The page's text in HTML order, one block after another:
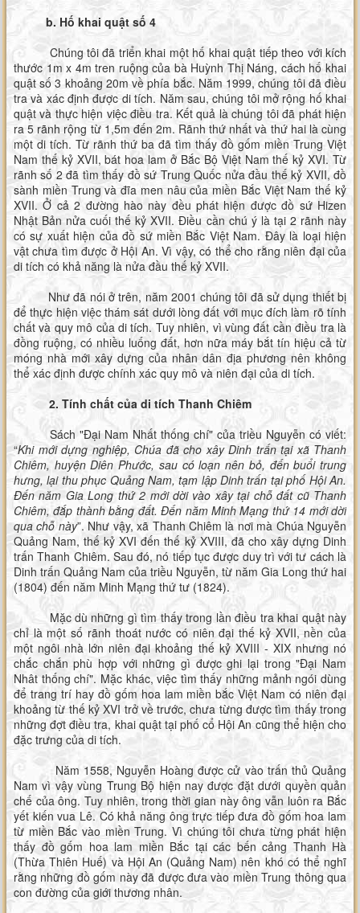
b. Hố khai quật số 4
Chúng tôi đã triển khai một hố khai quật tiếp theo với kích
thước 1m x 4m tren ruộng của bà Huỳnh Thị Náng, cách hố khai
quật số 3 khoảng 20m về phía bắc. Năm 1999, chúng tôi đã điều
tra và xác định được di tích. Năm sau, chúng tôi mở rộng hố khai
quật và thực hiện việc điều tra. Kết quả là chúng tôi đã phát hiện
ra 5 rãnh rộng từ 1,5m đến 2m. Rãnh thứ nhất và thứ hai là cùng
một di tích. Từ rãnh thứ ba đã tìm thấy đồ gốm miền Trung Việt
Nam thế kỷ XVII, bát hoa lam ở Bắc Bộ Việt Nam thế kỷ XVI. Từ
rãnh số 2 đã tìm thấy đồ sứ Trung Quốc nửa đầu thế kỷ XVII, đồ
sành miền Trung và đĩa men nâu của miền Bắc Việt Nam thế kỷ
XVII. Ở cả 2 đường hào này đều phát hiện được đồ sứ Hizen
Nhật Bản nửa cuối thế kỷ XVII. Điều cần chú ý là tại 2 rãnh này
có sự xuất hiện của đồ sứ miền Bắc Việt Nam. Đây là loại hiện
vật chưa tìm được ở Hội An. Vì vậy, có thể cho rằng niên đại của
di tích có khả năng là nửa đầu thế kỷ XVII.
Như đã nói ở trên, năm 2001 chúng tôi đã sử dụng thiết bị
để thực hiện việc thám sát dưới lòng đất với mục đích làm rõ tính
chất và quy mô của di tích. Tuy nhiên, vì vùng đất cần điều tra là
đồng ruộng, có nhiều luống đất, hơn nữa máy bắt tín hiệu cả từ
móng nhà mới xây dựng của nhân dân địa phương nên không
thể xác định được chính xác quy mô và niên đại của di tích.
2. Tính chất của di tích Thanh Chiêm
Sách "Đại Nam Nhất thống chí" của triều Nguyễn có viết:
“Khi mới dựng nghiệp, Chúa đã cho xây Dinh trấn tại xã Thanh
Chiêm, huyện Diên Phước, sau có loạn nên bỏ, đến buổi trung
hưng, lại thu phục Quảng Nam, tạm lập Dinh trấn tại phố Hội An.
Đến năm Gia Long thứ 2 mới dời vào xây tại chỗ đất cũ Thanh
Chiêm, đắp thành bằng đất. Đến năm Minh Mạng thứ 14 mới dời
qua chỗ này”. Như vậy, xã Thanh Chiêm là nơi mà Chúa Nguyễn
Quảng Nam, thế kỷ XVI đến thế kỷ XVIII, đã cho xây dựng Dinh
trấn Thanh Chiêm. Sau đó, nó tiếp tục được duy trì với tư cách là
Dinh trấn Quảng Nam của triều Nguyễn, từ năm Gia Long thứ hai
(1804) đến năm Minh Mạng thứ tư (1824).
Mặc dù những gì tìm thấy trong lần điều tra khai quật này
chỉ là một số rãnh thoát nước có niên đại thế kỷ XVII, nền của
một ngôi nhà lớn niên đại khoảng thế kỷ XVIII - XIX nhưng nó
chắc chắn phù hợp với những gì được ghi lại trong "Đại Nam
Nhât thống chí". Mặc khác, việc tìm thấy những mảnh ngói dùng
để trang trí hay đồ gốm hoa lam miền bắc Việt Nam có niên đại
khoảng từ thế kỷ XVI trở về trước, chưa từng được tìm thấy trong
những đợt điều tra, khai quật tại phố cổ Hội An cũng thể hiện cho
đặc trưng của di tích.
Năm 1558, Nguyễn Hoàng được cử vào trấn thủ Quảng
Nam vì vậy vùng Trung Bộ hiện nay được đặt dưới quyền quản
chế của ông. Tuy nhiên, trong thời gian này ông vẫn luôn ra Bắc
yết kiến vua Lê. Có khả năng ông trực tiếp đưa đồ gốm hoa lam
từ miền Bắc vào miền Trung. Vì chúng tôi chưa từng phát hiện
thấy đồ gốm hoa lam miền Bắc tại các bến cảng Thanh Hà
(Thừa Thiên Huế) và Hội An (Quảng Nam) nên khó có thể nghĩ
rằng những đồ gốm này đã được đưa vào miền Trung thông qua
con đường của giới thương nhân.